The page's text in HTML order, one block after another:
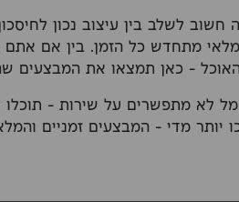
חשוב לשלב בין עיצוב נכון
מתחדש כל הזמן. בין אם
– כאן תמצאו את המבצעים
לא מתפשרים על שירות – תוכלו
יותר מדי – המבצעים זמניים